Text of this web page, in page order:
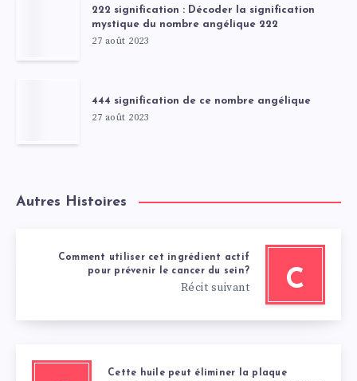
222 signification : Décoder la signification
mystique du nombre angélique 222
27 août 2023
444 signification de ce nombre angélique
27 août 2023
Autres Histoires
C
Comment utiliser cet ingrédient actif
pour prévenir le cancer du sein?
Récit suivant
Cette huile peut éliminer la plaque